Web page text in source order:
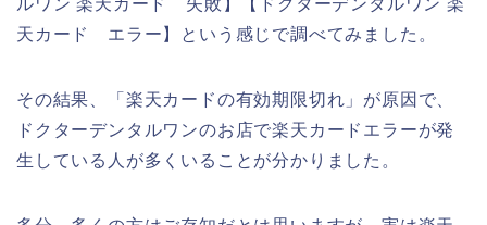
ルワン 楽天カード 失敗】【ドクターデンタルワン 楽
天カード エラー】という感じで調べてみました。
その結果、「楽天カードの有効期限切れ」が原因で、
ドクターデンタルワンのお店で楽天カードエラーが発
生している人が多くいることが分かりました。